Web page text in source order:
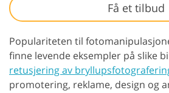
Få et tilbud
Populariteten til
finne levende eksempler på slike
retusjering av
promotering, reklame, design og